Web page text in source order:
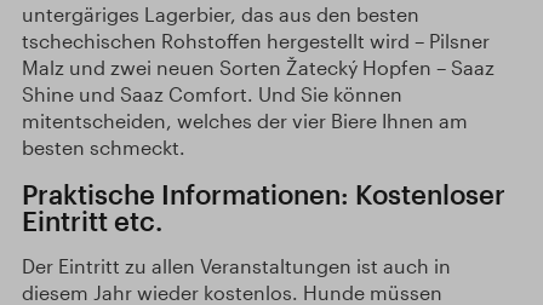
untergäriges Lagerbier, das aus den besten
tschechischen Rohstoffen hergestellt wird – Pilsner
Malz und zwei neuen Sorten Žatecký Hopfen – Saaz
Shine und Saaz Comfort. Und Sie können
mitentscheiden, welches der vier Biere Ihnen am
besten schmeckt.
Praktische Informationen: Kostenloser
Eintritt etc.
Der Eintritt zu allen Veranstaltungen ist auch in
diesem Jahr wieder kostenlos. Hunde müssen